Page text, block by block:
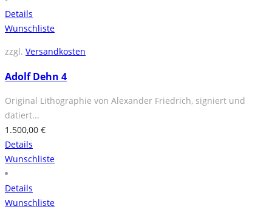
Details
Wunschliste
zzgl. Versandkosten
Adolf Dehn 4
Original Lithographie von Alexander Friedrich, signiert und
datiert...
1.500,00 €
Details
Wunschliste
Details
Wunschliste